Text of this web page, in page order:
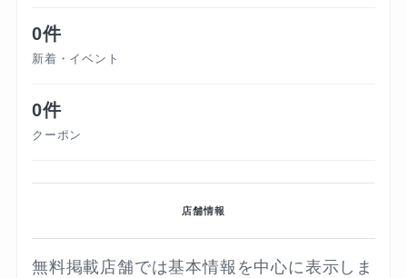
0件
新着・イベント
0件
クーポン
店舗情報
無料掲載店舗では基本情報を中心に表示しま